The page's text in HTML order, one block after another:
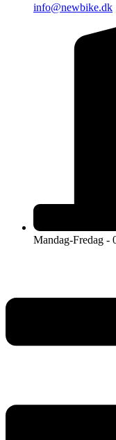
info@newbike.dk
Mandag-Fredag -